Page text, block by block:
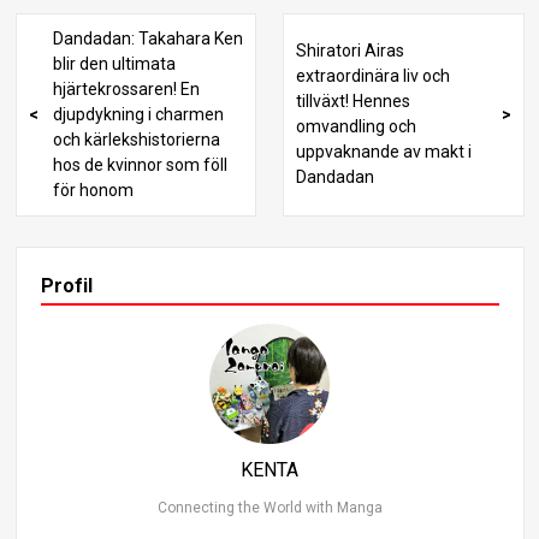
me och manga samtidigt som jag utforskar förskuggnin
g och psykologiskt djup, allt medan jag följer den spänna
nde utvecklingen av deras band! Låt oss utforska denna
fängslande värld tillsammans! 1. Början på berättelsen:
Momo Ayases komplexa känslor och hennes första kärl
ek Berättelsen om Dandadan börjar med Momo Ayases
n på sin pojkväns oförskämda beteende speglar hennes
oförmåga att hålla tillbaka sina sanna känslor, vilket tyvä
rr leder till att hon blir avvisad. I animen är denna scen m
er utförligt uttryckt, och Momos känslomässiga tillstånd
skildras mer finkänsligt. Medan mangan betonar hennes
ansiktsuttryck, använder animen musik och animering f
ör att förstärka den känslomässiga effekten, vilket gör s
en viktig inblick i Momos karaktär. Hon kämpar för att ko
ntrollera sina känslor och tenderar att reagera impulsivt,
Dandadan: Takahara Ken
blir den ultimata
hjärtekrossaren! En
djupdykning i charmen
och kärlekshistorierna
hos de kvinnor som föll
för honom
Shiratori Airas
extraordinära liv och
tillväxt! Hennes
omvandling och
uppvaknande av makt i
Dandadan
Profil
KENTA
Connecting the World with Manga